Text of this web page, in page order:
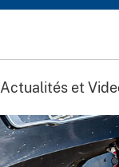
Actualités et